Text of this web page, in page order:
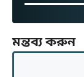
মন্তব্য করুন
মন্তব্য